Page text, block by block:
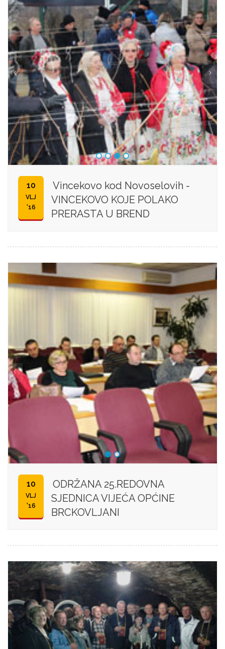
10
VLJ
'16
Vincekovo kod Novoselovih -
VINCEKOVO KOJE POLAKO
PRERASTA U BREND
10
VLJ
'16
ODRŽANA 25.REDOVNA
SJEDNICA VIJEĆA OPĆINE
BRCKOVLJANI